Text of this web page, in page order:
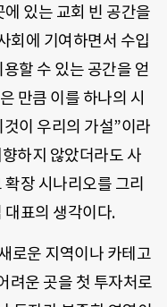
에 있는 교회 빈 공간을
회에 기여하면서 수입
할 수 있는 공간을 얻
만큼 이를 하나의 시
이 우리의 가설”이라
하지 않았더라도 사
장 시나리오를 그리
대표의 생각이다.
로운 지역이나 카테고
려운 곳을 첫 투자처로